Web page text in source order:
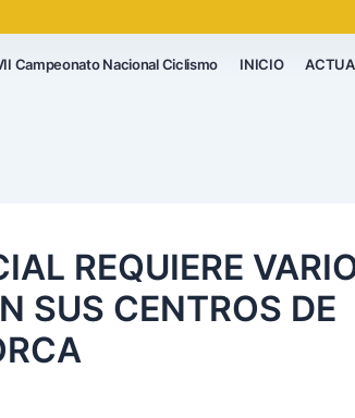
Campeonato Nacional Ciclismo INICIO
REQUIERE
SUS CENTROS DE